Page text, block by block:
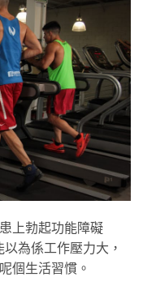
上勃起功能障礙
為係工作壓力大，
個生活習慣。